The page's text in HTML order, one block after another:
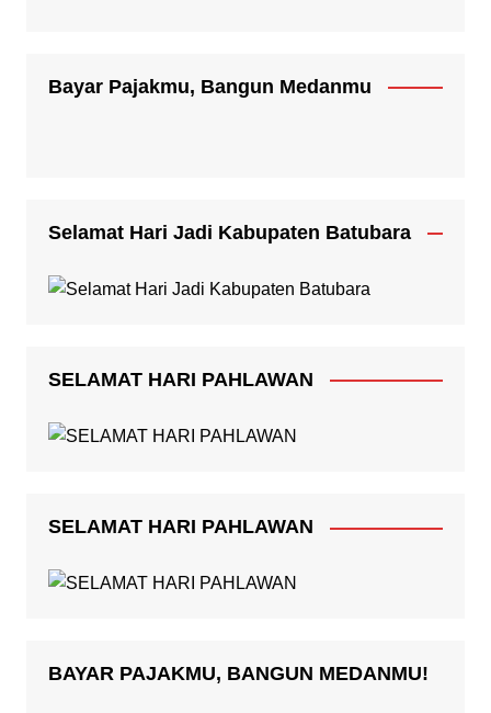
Bayar Pajakmu, Bangun Medanmu
Selamat Hari Jadi Kabupaten Batubara
SELAMAT HARI PAHLAWAN
SELAMAT HARI PAHLAWAN
BAYAR PAJAKMU, BANGUN MEDANMU!